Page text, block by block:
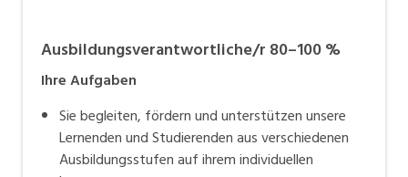
administrativen und technischen Funktionen.
Die Gemeinde Teufen steht für ein modernes
Arbeitsumfeld mit gesellschaftlicher Relevanz und
ermöglicht ihren Mitarbeitenden, aktiv zur
Ausbildungsverantwortliche/r 80–100 %
Ihre Aufgaben
Sie begleiten, fördern und unterstützen unsere
Lernenden und Studierenden aus verschiedenen
Ausbildungsstufen auf ihrem individuellen